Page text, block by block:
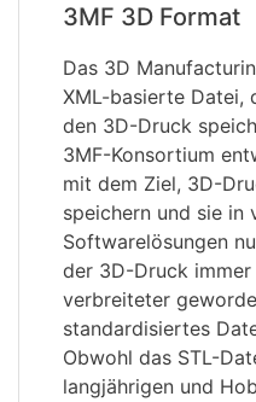
3MF 3D Format
Das 3D
XML-basierte Datei,
den 3D-Druck
3MF-Konsortium
mit dem Ziel, 3D-
speichern und sie in
Softwarelösungen
der 3D-Druck
verbreiteter
standardisiertes
Obwohl das STL-
langjährigen und